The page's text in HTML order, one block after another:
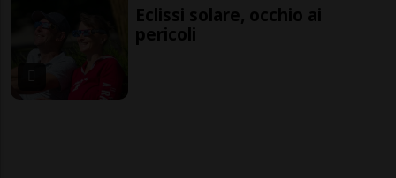
Eclissi solare, occhio ai
pericoli